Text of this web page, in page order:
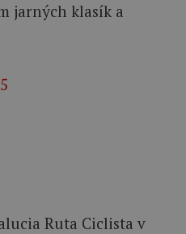
jarných klasík a
Ruta Ciclista v